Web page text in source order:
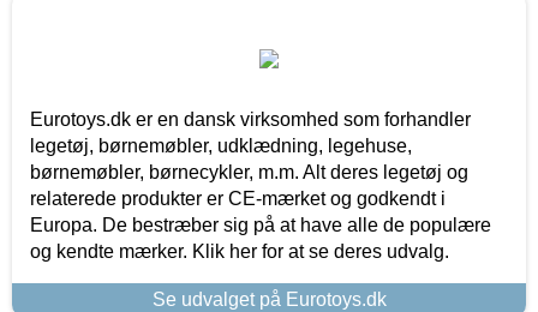
Eurotoys.dk er en dansk virksomhed som forhandler
legetøj, børnemøbler, udklædning, legehuse,
børnemøbler, børnecykler, m.m. Alt deres legetøj og
relaterede produkter er CE-mærket og godkendt i
Europa. De bestræber sig på at have alle de populære
og kendte mærker. Klik her for at se deres udvalg.
Se udvalget på Eurotoys.dk